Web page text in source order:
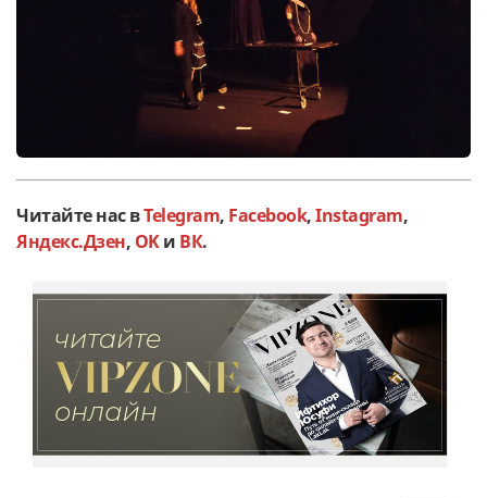
Читайте нас вTelegram, Facebook,Instagram,
Яндекс.Дзен, OKи ВК.